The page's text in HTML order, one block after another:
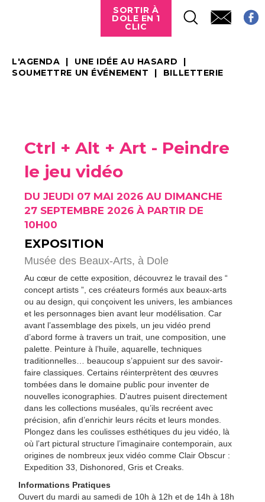
SORTIR À
DOLE EN 1
CLIC
L'AGENDA
UNE IDÉE AU HASARD
SOUMETTRE UN ÉVÉNEMENT
BILLETTERIE
Ctrl + Alt + Art - Peindre
le jeu vidéo
DU JEUDI 07 MAI 2026 AU DIMANCHE
27 SEPTEMBRE 2026 À PARTIR DE
10H00
EXPOSITION
Musée des Beaux-Arts, à Dole
Au cœur de cette exposition, découvrez le travail des “
concept artists ”, ces créateurs formés aux beaux-arts
ou au design, qui conçoivent les univers, les ambiances
et les personnages bien avant leur modélisation. Car
avant l’assemblage des pixels, un jeu vidéo prend
d’abord forme à travers un trait, une composition, une
palette. Peinture à l’huile, aquarelle, techniques
traditionnelles… beaucoup s’appuient sur des savoir-
faire classiques. Certains réinterprètent des œuvres
tombées dans le domaine public pour inventer de
nouvelles iconographies. D’autres puisent directement
dans les collections muséales, qu’ils recréent avec
précision, afin d’enrichir leurs récits et leurs mondes.
Plongez dans les coulisses esthétiques du jeu vidéo, là
où l’art pictural structure l’imaginaire contemporain, aux
origines de nombreux jeux vidéo comme Clair Obscur :
Expedition 33, Dishonored, Gris et Creaks.
Informations Pratiques
Ouvert du mardi au samedi de 10h à 12h et de 14h à 18h